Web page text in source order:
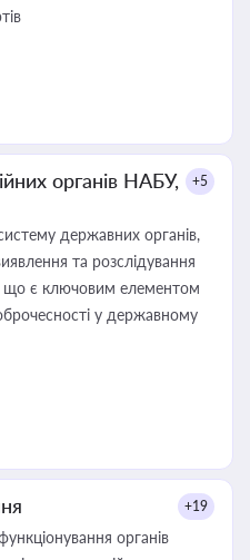
органів НАБУ,
+5
державних органів,
та розслідування
що є ключовим елементом
у державному
+19
органів